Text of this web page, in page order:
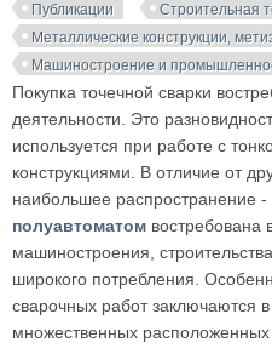
Публикации
Строительная
Металлические конструкции,
Машиностроение и
Покупка точечной сварки
деятельности. Это
используется при работе с
конструкциями. В отличие от
наибольшее распространение -
полуавтоматом востребована
машиностроения,
широкого потребления.
сварочных работ заключаются
множественных расположенных